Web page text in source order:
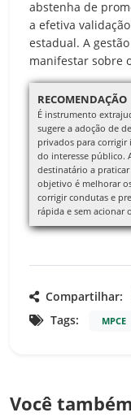
abstenha de
a efetiva
estadual. A
manifestar sobre
RECOMENDAÇÃO
É instrumento
sugere a adoção de
privados para corrigir
do interesse público.
destinatário a
objetivo é melhorar
corrigir condutas e
rápida e sem acionar
Compartilhar:
Tags:
MPCE
Você